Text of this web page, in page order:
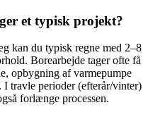
et typisk projekt?
kan du typisk regne med 2–8
Borearbejde tager ofte få
opbygning af varmepumpe
travle perioder (efterår/vinter)
forlænge processen.